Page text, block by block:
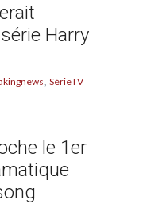
Harry
SérieTV
le 1er